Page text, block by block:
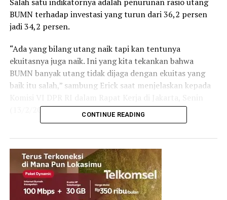
BUMN terhadap investasi yang turun dari 36,2 persen
jadi 34,2 persen.
“Ada yang bilang utang naik tapi kan tentunya
ekuitasnya juga naik. Ini yang kita tekankan bahwa
BUMN banyak utang tidak dijaga dengan ekuitas yang
baik itu salah,” sambung Erick saat menjelaskan kepada
(13/2/2023).
lebih besar ketimbang utang yang sebesar Rp 1.640
triliun.
Utang BUMN akan terus berkurang antara lain karena
CONTINUE READING